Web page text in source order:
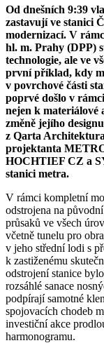
Od dnešních 9:39
zastavují ve stanici
modernizací. V
hl. m. Prahy (DPP)
technologie, ale ve
první příklad, kdy
v povrchové části
poprvé došlo v
nejen k materiálové
změně jejího
z Qarta
projektanta
HOCHTIEF CZ a
stanici metra.
V rámci kompletní
odstrojena na
průsaků ve všech
včetně tunelu pro
v jeho střední lodi s
k zastiženému
odstrojení stanice
rozsáhlé sanace
podpírají samotné
spojovacích chodeb
investiční akce
harmonogramu.